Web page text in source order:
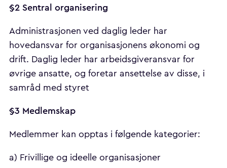
§2 Sentral organisering
Administrasjonen ved daglig leder har
hovedansvar for organisasjonens økonomi og
drift. Daglig leder har arbeidsgiveransvar for
øvrige ansatte, og foretar ansettelse av disse, i
samråd med styret
§3 Medlemskap
Medlemmer kan opptas i følgende kategorier:
a) Frivillige og ideelle organisasjoner